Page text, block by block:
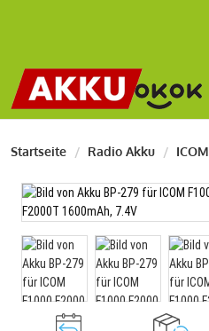
Startseite Radio Akku ICOM